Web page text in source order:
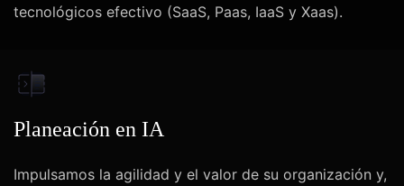
tecnológicos efectivo (SaaS, Paas, IaaS y Xaas).
Planeación en IA
Impulsamos la agilidad y el valor de su organización y,